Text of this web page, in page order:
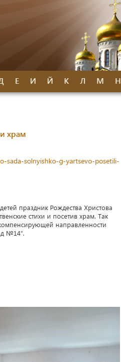
Е И Й К Л М Н
храм
sada-solnyishko-g-yartsevo-posetili-
праздник Рождества Христова
стихи и посетив храм. Так
направленности
№14″.